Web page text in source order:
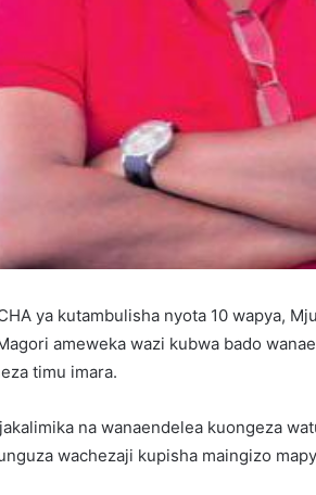
ya kutambulisha nyota 10 wapya,
ameweka wazi kubwa bado
timu imara.
na wanaendelea kuongeza
wachezaji kupisha maingizo